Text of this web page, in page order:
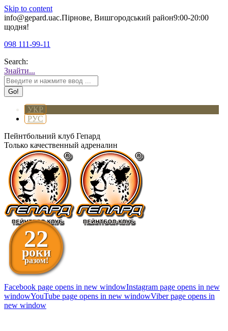
Skip to content
info@gepard.uaс.Пірнове, Вишгородський район9:00-20:00
щодня!
098 111-99-11
Search:
Знайти...
УКР
РУС
Пейнтбольний клуб Гепард
Только качественный адреналин
22
роки
разом!
Facebook page opens in new windowInstagram page opens in new
windowYouTube page opens in new windowViber page opens in
new window